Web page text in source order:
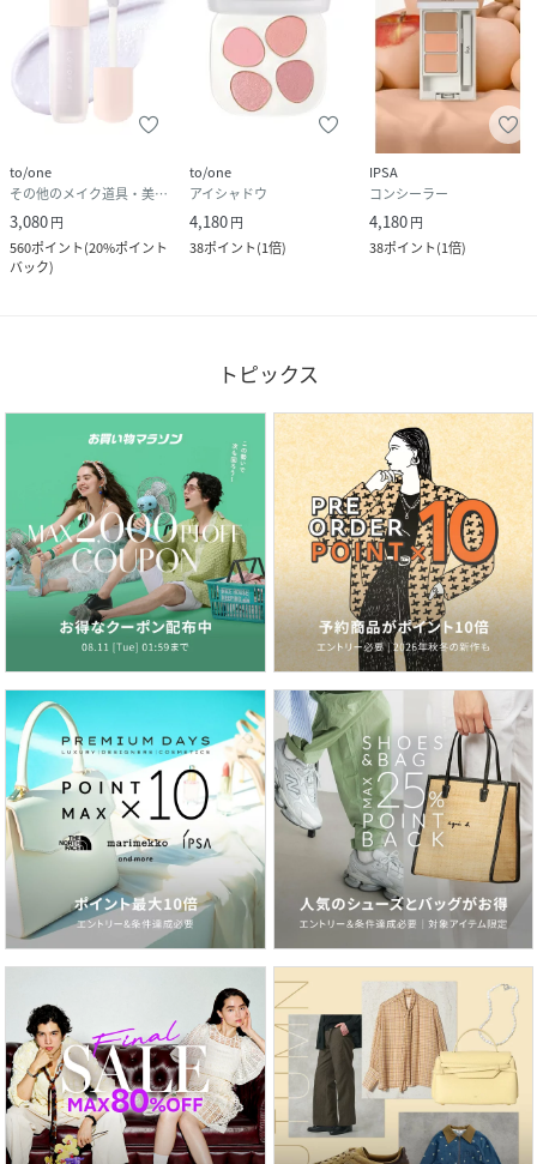
to/one
その他のメイク道具・美容器具
3,080円
560ポイント(20%ポイント
バック)
to/one
アイシャドウ
4,180円
38ポイント(1倍)
IPSA
コンシーラー
4,180円
38ポイント(1倍)
トピックス